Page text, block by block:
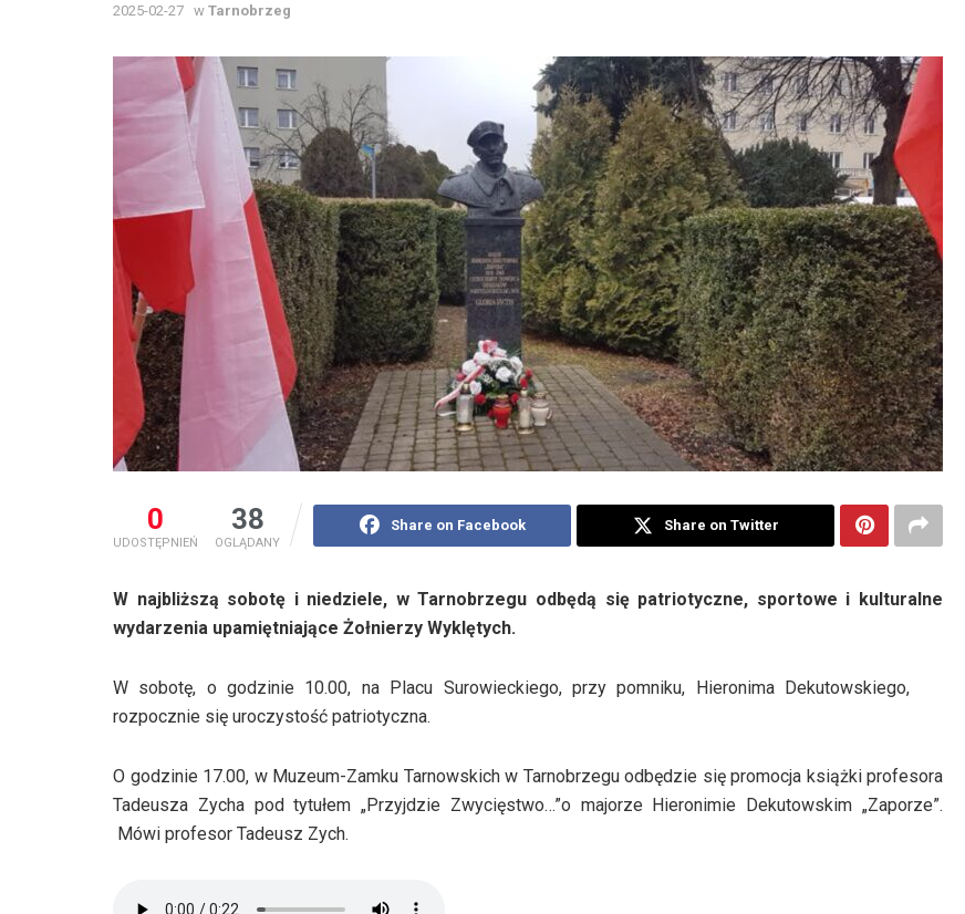
2025-02-27 w Tarnobrzeg
0
UDOSTĘPNIEŃ
38
OGLĄDANY
Share on Facebook Share on Twitter
W najbliższą sobotę i niedziele, w Tarnobrzegu odbędą się patriotyczne, sportowe i kulturalne
wydarzenia upamiętniające Żołnierzy Wyklętych.
W sobotę, o godzinie 10.00, na Placu Surowieckiego, przy pomniku, Hieronima Dekutowskiego,
rozpocznie się uroczystość patriotyczna.
O godzinie 17.00, w Muzeum-Zamku Tarnowskich w Tarnobrzegu odbędzie się promocja książki profesora
Tadeusza Zycha pod tytułem „Przyjdzie Zwycięstwo…”o majorze Hieronimie Dekutowskim „Zaporze”.
Mówi profesor Tadeusz Zych.